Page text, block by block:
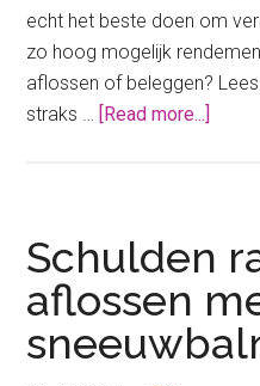
echt het beste doen om
zo hoog mogelijk
aflossen of beleggen?
straks …
[Read more...]
Wat
is
Schulden
aflossen